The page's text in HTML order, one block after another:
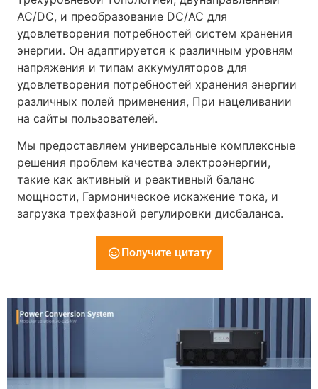
AC/DC, и преобразование DC/AC для
удовлетворения потребностей систем хранения
энергии. Он адаптируется к различным уровням
напряжения и типам аккумуляторов для
удовлетворения потребностей хранения энергии
различных полей применения, При нацеливании
на сайты пользователей.
Мы предоставляем универсальные комплексные
решения проблем качества электроэнергии,
такие как активный и реактивный баланс
мощности, Гармоническое искажение тока, и
загрузка трехфазной регулировки дисбаланса.
Получите цитату